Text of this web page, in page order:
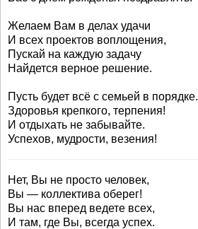
Желаем Вам в делах удачи
И всех проектов воплощения,
Пускай на каждую задачу
Найдется верное решение.
Пусть будет всё с семьей в порядке.
Здоровья крепкого, терпения!
И отдыхать не забывайте.
Успехов, мудрости, везения!
Нет, Вы не просто человек,
Вы — коллектива оберег!
Вы нас вперед ведете всех,
И там, где Вы, всегда успех.